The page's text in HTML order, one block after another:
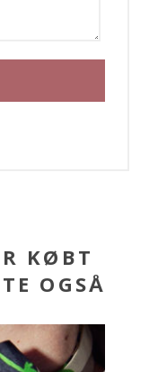
KØBT
OGSÅ